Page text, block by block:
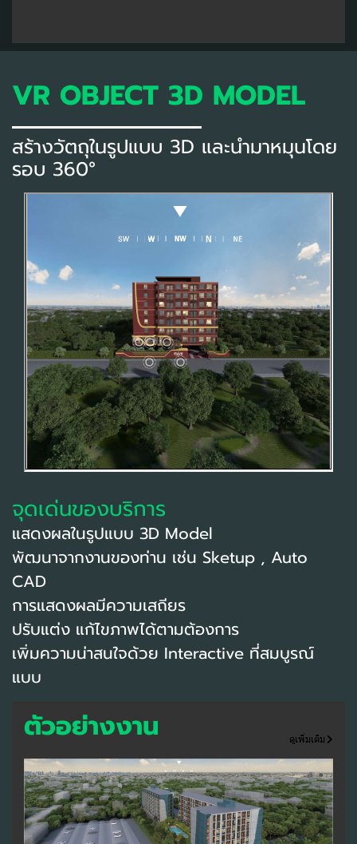
VR OBJECT 3D MODEL
สร้างวัตถุในรูปแบบ 3D และนำมาหมุนโดย
รอบ 360°
จุดเด่นของบริการ
แสดงผลในรูปแบบ 3D Model
พัฒนาจากงานของท่าน เช่น Sketup , Auto
CAD
การแสดงผลมีความเสถียร
ปรับแต่ง แก้ไขภาพได้ตามต้องการ
เพิ่มความน่าสนใจด้วย Interactive ที่สมบูรณ์
แบบ
ตัวอย่างงาน ดูเพิ่มเติม